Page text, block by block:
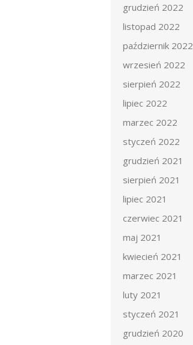
grudzień 2022
listopad 2022
październik 2022
wrzesień 2022
sierpień 2022
lipiec 2022
marzec 2022
styczeń 2022
grudzień 2021
sierpień 2021
lipiec 2021
czerwiec 2021
maj 2021
kwiecień 2021
marzec 2021
luty 2021
styczeń 2021
grudzień 2020